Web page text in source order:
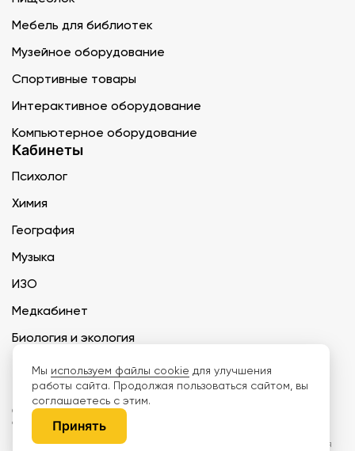
Мебель для библиотек
Музейное оборудование
Спортивные товары
Интерактивное оборудование
Компьютерное оборудование
Кабинеты
Психолог
Химия
География
Музыка
ИЗО
Медкабинет
Биология и экология
Технология
ООО «Дети наше будущее» ИНН 6671165273 ОГРН 1216600030250 КПП
667101001 БИК 046577674
Информация на сайте не является публичной офертой. Изображения
Мы используем файлы cookie для улучшения
работы сайта. Продолжая пользоваться сайтом, вы
соглашаетесь с этим.
Принять